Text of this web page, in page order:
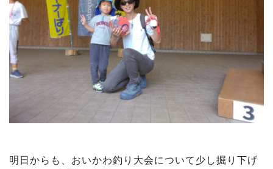
明日からも、おいかわ釣り大会について少し掘り下げ